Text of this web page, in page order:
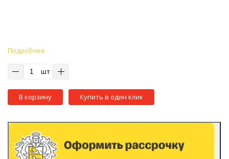
Подробнее
шт
В корзину Купить в один клик